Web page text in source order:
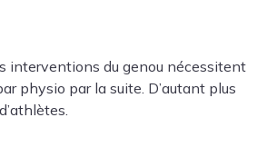
interventions du genou nécessitent
physio par la suite. D’autant plus